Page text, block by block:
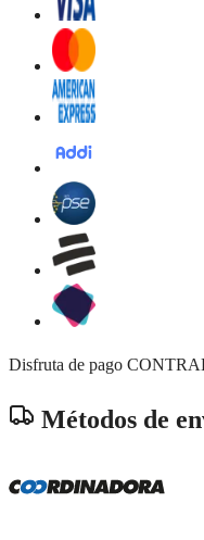
Disfruta de pago
Métodos de